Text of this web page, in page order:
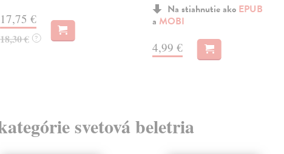
17,75 €
18,30 € ?
Na stiahnutie ako EPUB
a MOBI
4,99 €
svetová beletria